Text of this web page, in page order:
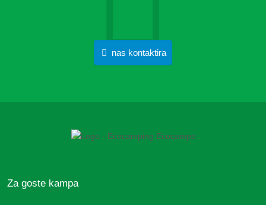
nas kontaktira
Za goste kampa